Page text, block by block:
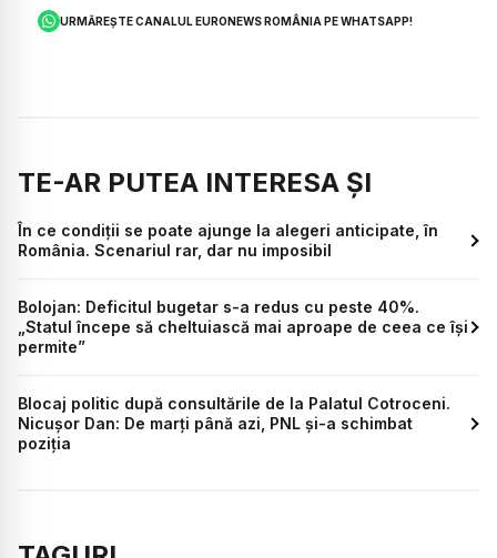
URMĂREȘTE CANALUL EURONEWS ROMÂNIA PE WHATSAPP!
TE-AR PUTEA INTERESA ȘI
În ce condiții se poate ajunge la alegeri anticipate, în
România. Scenariul rar, dar nu imposibil
Bolojan: Deficitul bugetar s-a redus cu peste 40%.
„Statul începe să cheltuiască mai aproape de ceea ce își
permite”
Blocaj politic după consultările de la Palatul Cotroceni.
Nicușor Dan: De marți până azi, PNL și-a schimbat
poziția